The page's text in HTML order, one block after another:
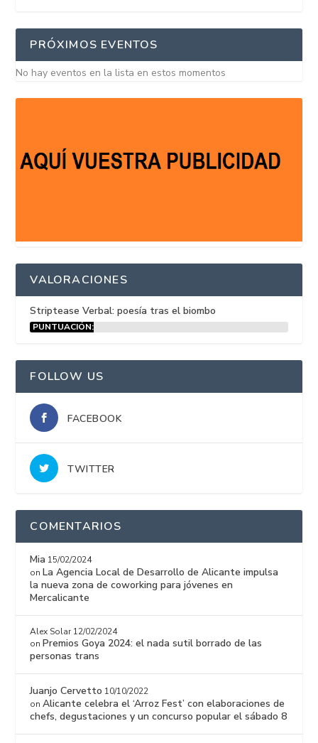
PRÓXIMOS EVENTOS
No hay eventos en la lista en estos momentos
VALORACIONES
Striptease Verbal: poesía tras el biombo
PUNTUACIÓN:
FOLLOW US
FACEBOOK
TWITTER
COMENTARIOS
Mia 15/02/2024
onLa Agencia Local de Desarrollo de Alicante impulsa
la nueva zona de coworking para jóvenes en
Mercalicante
Alex Solar 12/02/2024
onPremios Goya 2024: el nada sutil borrado de las
personas trans
Juanjo Cervetto 10/10/2022
onAlicante celebra el ‘Arroz Fest’ con elaboraciones de
chefs, degustaciones y un concurso popular el sábado 8